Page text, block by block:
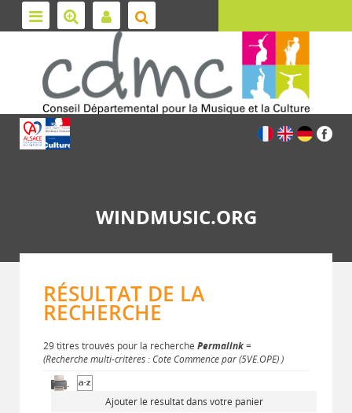
WINDMUSIC.ORG
RÉSULTAT DE LA
RECHERCHE
29 titres trouvés pour la recherche Permalink=
(Recherche multi-critères : Cote Commence par (5VE.OPE) )
Ajouter le résultat dans votre panier